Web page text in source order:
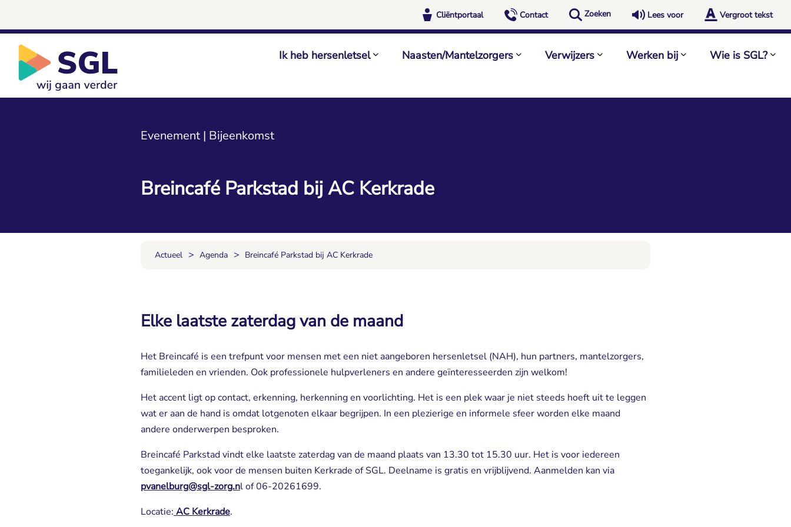
Cliëntportaal Contact Zoeken Lees voor Vergroot tekst
Ik heb hersenletsel Naasten/Mantelzorgers Verwijzers Werken bij Wie is SGL?
Evenement | Bijeenkomst
Breincafé Parkstad bij AC Kerkrade
Actueel > Agenda > Breincafé Parkstad bij AC Kerkrade
Elke laatste zaterdag van de maand
Het Breincafé is een trefpunt voor mensen met een niet aangeboren hersenletsel (NAH), hun partners, mantelzorgers,
familieleden en vrienden. Ook professionele hulpverleners en andere geïnteresseerden zijn welkom!
Het accent ligt op contact, erkenning, herkenning en voorlichting. Het is een plek waar je niet steeds hoeft uit te leggen
wat er aan de hand is omdat lotgenoten elkaar begrijpen. In een plezierige en informele sfeer worden elke maand
andere onderwerpen besproken.
Breincafé Parkstad vindt elke laatste zaterdag van de maand plaats van 13.30 tot 15.30 uur. Het is voor iedereen
toegankelijk, ook voor de mensen buiten Kerkrade of SGL. Deelname is gratis en vrijblijvend. Aanmelden kan via
pvanelburg@sgl-zorg.nl of 06-20261699.
Locatie: AC Kerkrade.